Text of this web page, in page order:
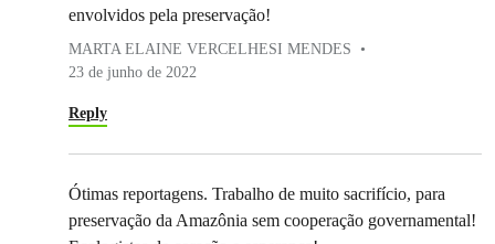
envolvidos pela preservação!
MARTA ELAINE VERCELHESI MENDES
23 de junho de 2022
Reply
Ótimas reportagens. Trabalho de muito sacrifício, para
preservação da Amazônia sem cooperação governamental!